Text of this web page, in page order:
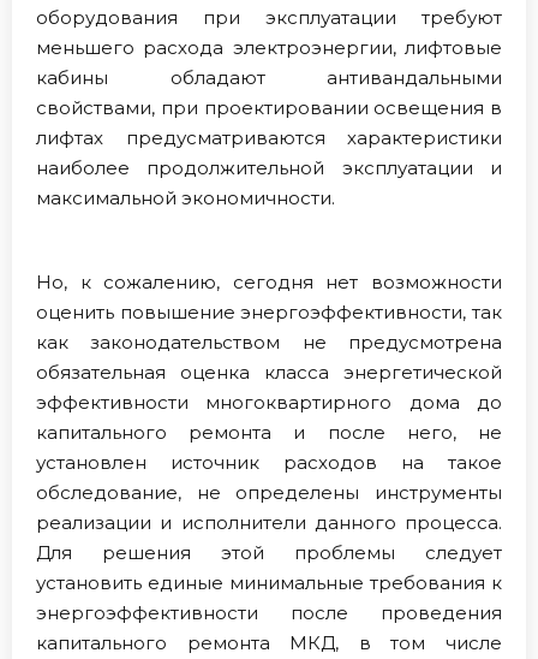
оборудования при эксплуатации требуют
меньшего расхода электроэнергии, лифтовые
кабины обладают антивандальными
свойствами, при проектировании освещения в
лифтах предусматриваются характеристики
наиболее продолжительной эксплуатации и
максимальной экономичности.
Но, к сожалению, сегодня нет возможности
оценить повышение энергоэффективности, так
как законодательством не предусмотрена
обязательная оценка класса энергетической
эффективности многоквартирного дома до
капитального ремонта и после него, не
установлен источник расходов на такое
обследование, не определены инструменты
реализации и исполнители данного процесса.
Для решения этой проблемы следует
установить единые минимальные требования к
энергоэффективности после проведения
капитального ремонта МКД, в том числе